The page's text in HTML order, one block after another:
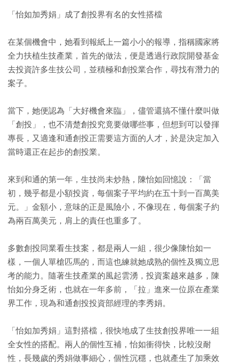
「怡如加秀娟」成了創投界有名的女性搭檔
在某個機會中，她看到報紙上一篇小小的報導，指稱國家將
全力扶植生技產業，首先的做法，便是透過行政院開發基金
去投資許多生技公司，並積極和創投業合作，尋找有潛力的
案子。
當下，她便認為「大好機會來臨」，儘管還搞不懂什麼叫做
「創投」，也不清楚創投究竟要做哪些事，但想到可以發揮
專長，又適逢和通創投正需要這方面的人才，於是決定加入
當時還正在起步的創投業。
來到和通的第一年，生技尚未炒熱，陳怡如回憶說：「當
初，幾乎都是小額投資，每個案子平均約在五十到一百萬美
元。」金額小，意味的正是風險小，不像現在，每個案子約
為兩百萬美元，肩上的責任也重多了。
多數創投同業看生技案，都是兩人一組，很少像陳怡如一
樣，一個人單槍匹馬的，而這也練就她成熟的個性及獨立思
考的能力。隨著生技產業的風起雲湧，投資案越來越多，陳
怡如分身乏術，也就在一年多前，「拉」進來一位原在產業
界工作，現為和通創投投資部經理的李秀娟。
「怡如加秀娟」這對搭檔，很快地成了生技創投界唯一一組
全女性的搭配。兩人的個性互補，怡如衝得快，比較沒耐
性，長幾歲的秀娟做事細心，個性沉穩，也就產生了加乘效